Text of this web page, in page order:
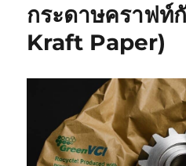
กระดาษคราฟท์
Kraft Paper)